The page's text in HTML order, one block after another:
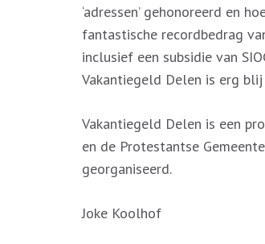
‘adressen’ gehonoreerd en
fantastische recordbedrag
inclusief een subsidie van
Vakantiegeld Delen is erg
Vakantiegeld Delen is een
en de Protestantse
georganiseerd.
Joke Koolhof